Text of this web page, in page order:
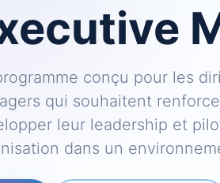
conçu pour les
qui souhaitent
leur leadership et
dans un